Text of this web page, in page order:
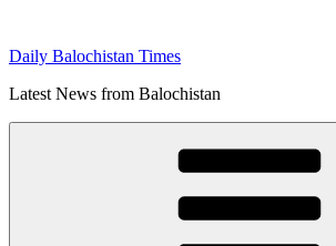
content
Daily Balochistan Times
Latest News from Balochistan